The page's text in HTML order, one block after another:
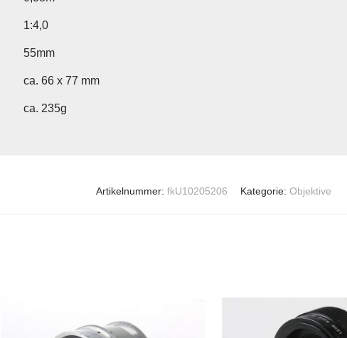
1:4,0
55mm
ca. 66 x 77 mm
ca. 235g
Artikelnummer: fkU10205206 Kategorie: Objektive